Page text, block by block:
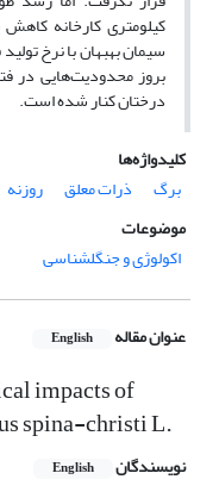
کیلومتری کارخانه
سیمان بهبهان با نرخ
بروز محدودیت‌هایی در
درختان کنار شده است.
کلیدواژه‌ها
برگ
ذرات معلق روزنه
موضوعات
اکولوژی و جنگلشناسی
عنوان مقاله English
impacts of
spina-christi L.
نویسندگان English